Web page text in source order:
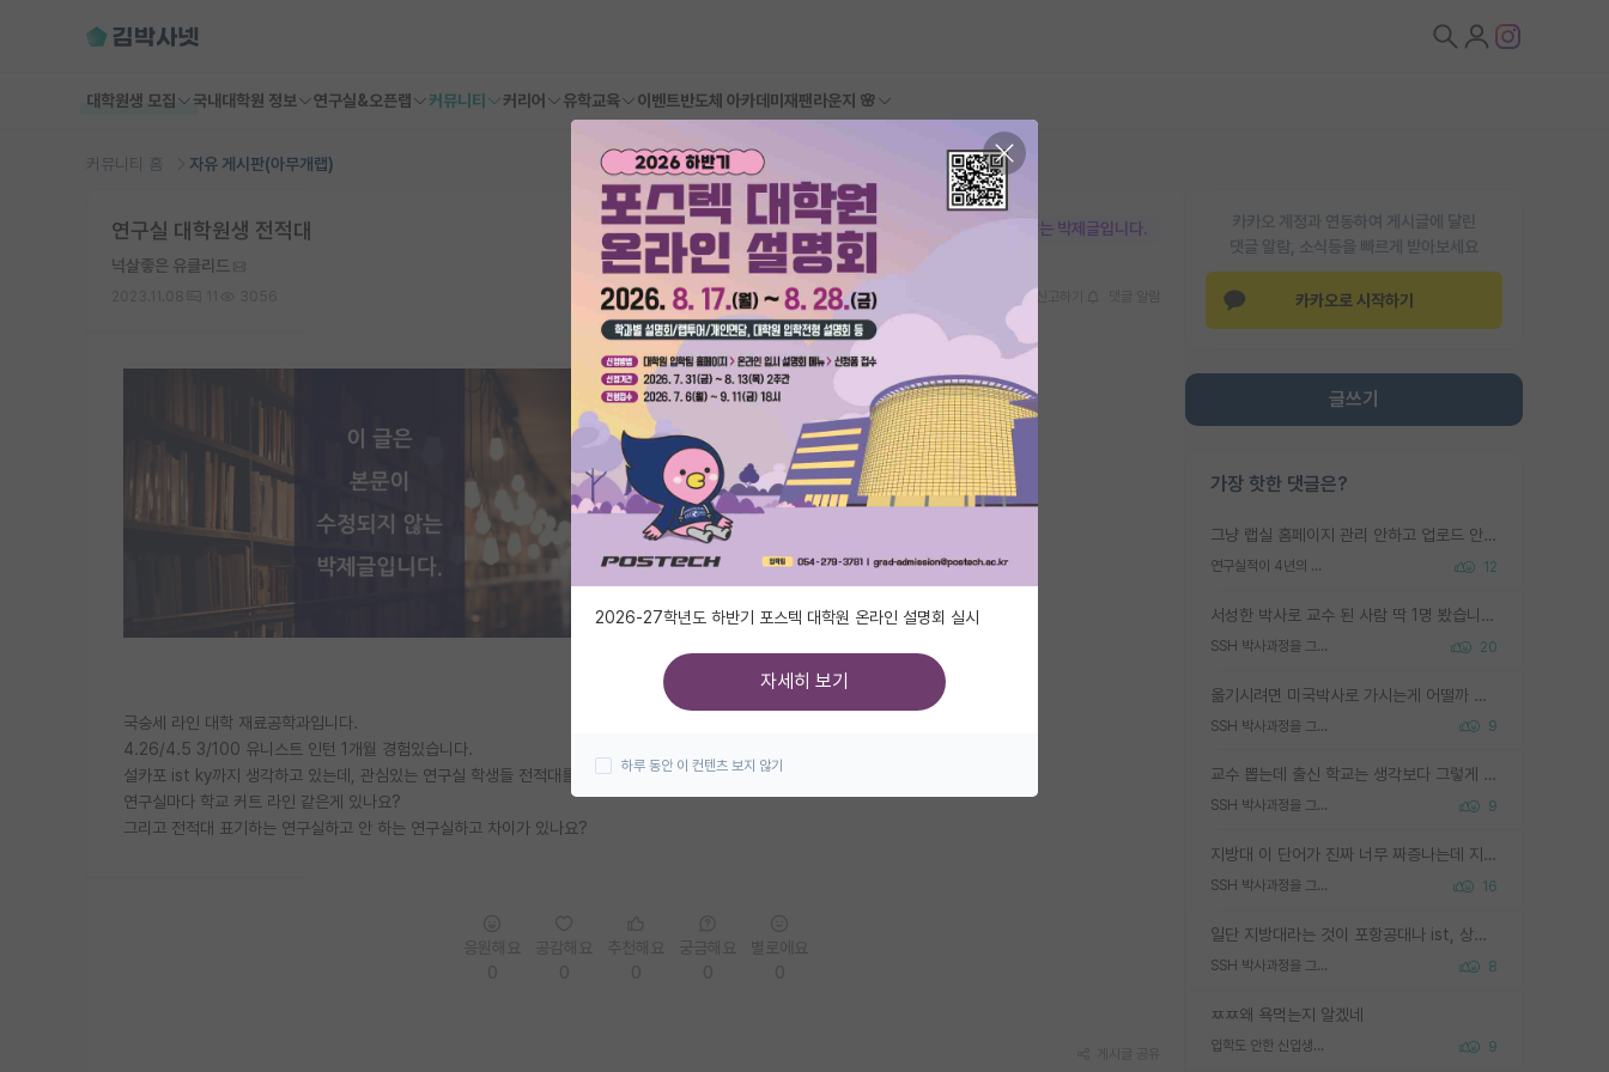
대학원생 모집 국내대학원 정보 연구실&오픈랩 커뮤니티 커리어 유학교육 이벤트반도체 아카데미 재팬라운지 🌸
커뮤니티 홈 자유 게시판(아무개랩)
카카오 계정과 연동하여 게시글에 달린
댓글 알람, 소식등을 빠르게 받아보세요
카카오로 시작하기
글쓰기
가장 핫한 댓글은?
그냥 랩실 홈페이지 관리 안하고 업로드 안한거 아님?
연구실적이 4년의 공백이 있는거 어떻게 생각하냐 12
서성한 박사로 교수 된 사람 딱 1명 봤습니다. 근데 지방대 박사로 교수된 거는 기적이 일어나야되요. 서성한 학부부터여도 빡센게 교수임용일텐데 지방대박사로 무슨 교수가 되나요...... 중소기업/중견기업 팀장급/연구소장급이나 될거 같네요.
SSH 박사과정을 그만두고 지방대 박사로 옮기면 교수의 꿈은 끝일까요? 20
옮기시려면 미국박사로 가시는게 어떨까 싶네요. 교수가 꿈이면 미국박사 하고 미국교수 까지 같이 노리시는게 기회가 많지 않을까요?
SSH 박사과정을 그만두고 지방대 박사로 옮기면 교수의 꿈은 끝일까요? 9
교수 뽑는데 출신 학교는 생각보다 그렇게 안 봄. 앞으로는 더 안 보게 될거임. 박사는 어디서 진행해도 됨. 단, 제대로 쌓고 좋은 실적 만들 수 있다면. 그런데 지방대는 그럴 가능성이 지극히 낮음. 나만 열심히 잘 하면 된다? 인간은 주변 환경에 지배되는 나약한 존재임. 주변의 지방대 대학원생과 섞이고 지방 특유의 여유로움 또는 나쁘게 얘기해서 나태함에 젖어 살다보면 교수의 꿈 자체를 잊어버리게 될 가능성도 있음. 주변 환경이 70~80%임.
SSH 박사과정을 그만두고 지방대 박사로 옮기면 교수의 꿈은 끝일까요? 9
지방대 이 단어가 진짜 너무 짜증나는데 지방대면 다 그냥 쓰레기인가요? 무슨 말 같지도 않은 댓글들이 있는건지??? 지방에도 충분히 좋은 대학 많고 충분히 잘하는 교수님들 많습니다 포항공대 4개 IST 대표 지거국들 여기 모두 다 지방에 있고 여기 출신들 중에 교수하는 분들 적지 않습니다 지거국 출신이 무슨 교수를 하냐?라고 생각할 사람들 많은데 상위 대표 지거국에 아웃라이어들 많습니다 결국 개인의 연구역량과 실적이 중요합니다 이 역량을 펼치는데 있어서 지도교수와의 합도 중요합니다. 그리고 경력이 필요하면 해외포닥까지 다녀오세요
SSH 박사과정을 그만두고 지방대 박사로 옮기면 교수의 꿈은 끝일까요? 16
일단 지방대라는 것이 포항공대나 ist, 상위 지거국은 아니라고 생각하겠습니다. 그런곳은 서성한에 비해 소위 대학 네임밸류가 크게 뒤떨어지지는 않으니까요. 대학 이름이 중요하냐? 당연합니다. 대학 이름이 좋아서 좋은 아웃풋이 나오는 것이냐, 좋은 대학은 좋은 사람과 좋은 기회가 몰려있으니 아웃풋도 자연스럽게 좋아지는 것이냐? 대답하기 어려운 문제입니다. 아직 한국 사회에서 학벌을 보는 것도, 특히 이공계를 중심으로 학벌보다는 실적 위주라는 분위기가 형성되는 것도 사실입니다. 지방대 출신으로 전임교수가 될수 있느냐? 가능 불가능을 따지면 당연히 가능입니다. 지방대 박사 출신으로 전임교원이 된 경우가 실제로 있으니까요. 현실적인 가능성이 있느냐? 지금 이정도 대학의 교수가 되고싶다고 생각되는 대학 들어가서 컴공과 교수 목록 켜고 박사 어디서 받았는지 쭉 한번 보세요. 냉정하게 지방대 출신인 분들이 많지는 않으실겁니다.
SSH 박사과정을 그만두고 지방대 박사로 옮기면 교수의 꿈은 끝일까요? 8
ㅉㅉ왜 욕먹는지 알겠네
입학도 안한 신입생이 원래 관심을 받나요 9
본문이 수정되지 않는 박제글입니다.
연구실 대학원생 전적대
넉살좋은 유클리드
국숭세 라인 대학 재료공학과입니다.
4.26/4.5 3/100 유니스트 인턴 1개월 경험있습니다.
설카포 ist ky까지 생각하고 있는데, 관심있는 연구실 학생들 전적대를 보면 국숭세 라인은 한명도 없어서 걱정입니다.
연구실마다 학교 커트 라인 같은게 있나요?
그리고 전적대 표기하는 연구실하고 안 하는 연구실하고 차이가 있나요?
2026-27학년도 하반기 포스텍 대학원 온라인 설명회 실시
자세히 보기
하루 동안 이 컨텐츠 보지 않기